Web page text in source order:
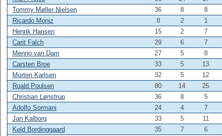
Tommy Møller Nielsen
36 8
8
Ricardo Moniz
8 2
1
Henrik Hansen
15 2
7
Carit Falch
29 6
7
Menno van Dam
27 5
8
Carsten Broe
33 5
13
Morten Karlsen
32 5
12
Roald Poulsen
80 14
25
Christian Lønstrup
36 8
5
Adolfo Sormani
24 4
7
Jan Kalborg
33 5
11
Keld Bordinggaard
35 7
6